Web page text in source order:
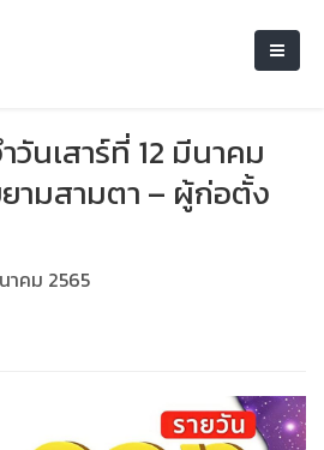
วันเสาร์ที่ 12 มีนาคม
ามสามตา – ผู้ก่อตั้ง
าคม 2565